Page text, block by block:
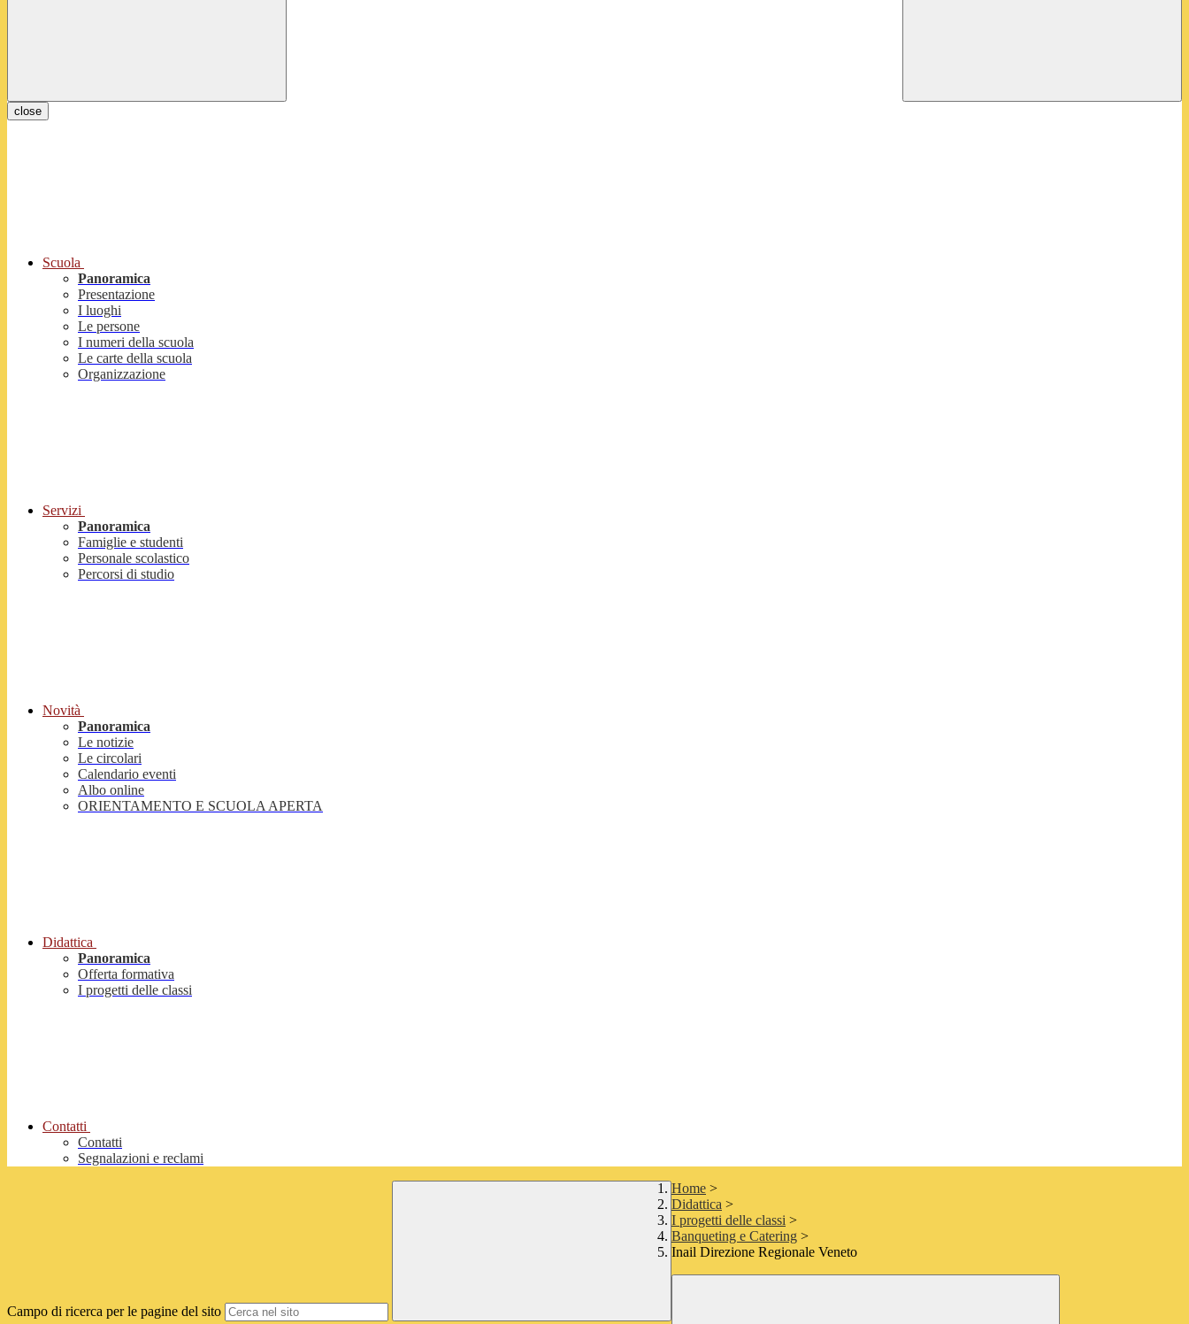
close
Scuola
Panoramica
Presentazione
I luoghi
Le persone
I numeri della scuola
Le carte della scuola
Organizzazione
Servizi
Panoramica
Famiglie e studenti
Personale scolastico
Percorsi di studio
Novità
Panoramica
Le notizie
Le circolari
Calendario eventi
Albo online
ORIENTAMENTO E SCUOLA APERTA
Didattica
Panoramica
Offerta formativa
I progetti delle classi
Contatti
Contatti
Segnalazioni e reclami
Campo di ricerca per le pagine del sito
Home >
Didattica >
I progetti delle classi >
Banqueting e Catering >
Inail Direzione Regionale Veneto